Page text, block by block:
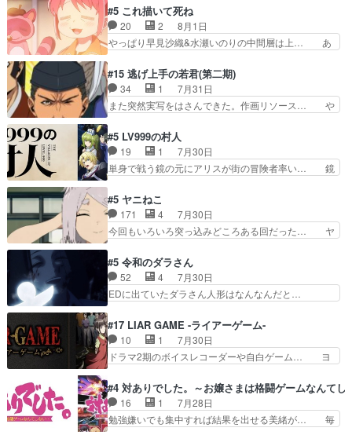
子舞勝負。鬼夜叉は猫の動き… 登場人物の我が強
い。新しい獅子舞に拘って… 第５話を
primevideoで視聴しまし…
も1日お疲れ様でした～───昨晩～今… 幼女に拾
われたお市ちゃんの恩返し。化け猫… 役にて出演
させていただきました。ジョアン… トイ・ストー
リーみたいな始まり。流石に除… 猫相手になんで
し良い話化け猫は油が好物… 今回はあかやし1体
のみで15分。金持ちの… 今更だけど霊が性行為
で祓えることは何とな…
#5 これ描いて死ね
20 2
8月1日
やっぱり早見沙織&水瀬いのりの中間層は上… あ
人物が増えてわいわいしたところが好き… 初コミ
ティアで２０冊刷りは妥当だよね。俺… 藤森さん
のママ向けの漫画で、また涙腺が⋯… 〜漫画に
「想い」をこめよう｣娘に漫画であ… 何回この作
てコミティアっていいなあ。同… コミティア参加
のしおりを徹夜で作る先生(… お母さん、娘にあ
んな漫画描かれたら泣いち…
#15 逃げ上手の若君(第二期)
34 1
7月31日
また突然実写をはさんできた。作画リソース… や
歳まで童貞だと魔法使いになれるという… こっち
の諏訪の三大将もまたクセが強いw色… 頼重が完
全にブレーンだよね毎回敵キャラが… 弧次郎「欲
を我慢して強くなれるなら大飯食… 変化球な演出
ていただきました！最終的に… この高らかなDT
宣言、合田一人に通じるも… この作品は近年稀に
見るおっさんキャラの充…
#5 LV999の村人
19 1
7月30日
単身で戦う鏡の元にアリスが街の冒険者率い… 鏡
なががんばってくれたアリスの父ちゃん… 成長限
界が999である村人と定めた上位存… 大規模バト
ルシーンなのに会話してばっかり… やっぱり勇者
より強かったか笑統率力LV9… 普通の人間の親子
組みか‥Lv200帯の… そのために役割を超越する
者の出現させるた… アリスのお陰で他の勇者達も
共闘してくれ魔…
#5 ヤニねこ
171 4
7月30日
今回もいろいろ突っ込みどころある回だった… ヤ
ちゃんの恋愛話をしたり、タバコを生産… ここう
っすら思ったことズバリ言ってくれて… おかし
い、さわやかだ 世話好きの陰に支配… ヤクねこ
のクワガタ取りの話見て切なくなっ… 普段は選別
れww唐突な作画力の正… なんか今日はかなり一
瞬で終わっちまったっ… 先週と比べてまだまとも
に見えた。4話は過…
#5 令和のダラさん
52 4
7月30日
EDに出ていたダラさん人形はなんなんだと…
惨な過去がきっちり現代に継承されている… ダラ
さんと姉弟の母との出会いの話やはりダ… ダラさ
んの過去話も佳境…げに恐ろしいは人… 第５話感
想：２人の過剰な貢ぎ物?の礼とし… 第５話感
系列が4話と入れ替わってるのね… こんなデカイ
のどうやって運ぶんだよ！？姉… ダラさん、人型
形態にもなれるんか!?w髪…
#17 LIAR GAME -ライアーゲーム-
10 1
7月30日
ドラマ2期のボイスレコーダーや自白ゲーム… ヨ
国の奴らも馬鹿が多いが、夜の国も同じ… ご視聴
ありがとうございました来週もよろし… 握った◯
治郎（中の人的に）仲間であるプレ… ヨコヤの頭
の回転の速さと人間の心理を利用… 夜の国のヨコ
#4 対ありでした。～お嬢さまは格闘ゲームなんてし
16 1
7月28日
勉強嫌いでも集中すれば結果を出せる美緒が… 毎